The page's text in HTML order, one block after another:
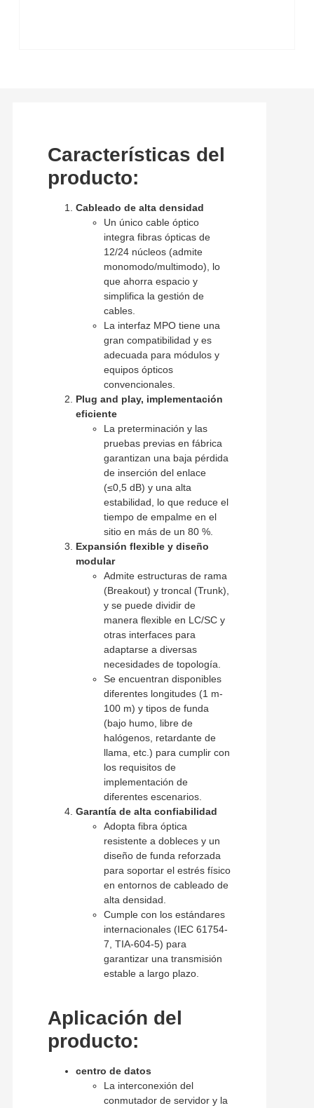
Características del
producto:
Cableado de alta densidad
Un único cable óptico
integra fibras ópticas de
12/24 núcleos (admite
monomodo/multimodo), lo
que ahorra espacio y
simplifica la gestión de
cables.
La interfaz MPO tiene una
gran compatibilidad y es
adecuada para módulos y
equipos ópticos
convencionales.
Plug and play, implementación
eficiente
La preterminación y las
pruebas previas en fábrica
garantizan una baja pérdida
de inserción del enlace
(≤0,5 dB) y una alta
estabilidad, lo que reduce el
tiempo de empalme en el
sitio en más de un 80 %.
Expansión flexible y diseño
modular
Admite estructuras de rama
(Breakout) y troncal (Trunk),
y se puede dividir de
manera flexible en LC/SC y
otras interfaces para
adaptarse a diversas
necesidades de topología.
Se encuentran disponibles
diferentes longitudes (1 m-
100 m) y tipos de funda
(bajo humo, libre de
halógenos, retardante de
llama, etc.) para cumplir con
los requisitos de
implementación de
diferentes escenarios.
Garantía de alta confiabilidad
Adopta fibra óptica
resistente a dobleces y un
diseño de funda reforzada
para soportar el estrés físico
en entornos de cableado de
alta densidad.
Cumple con los estándares
internacionales (IEC 61754-
7, TIA-604-5) para
garantizar una transmisión
estable a largo plazo.
Aplicación del
producto:
centro de datos
La interconexión del
conmutador de servidor y la